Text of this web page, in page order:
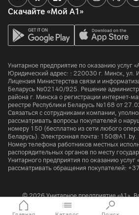
Скачайте «Мой А1»
Унитарное предприятие по оказанию услуг
Юридический адрес: : 220030 г. Минск, ул.
Лицензия Министерства связи и
Беларусь №02140/925. Решение
района г. Минска о регистрации интернет-
реестре Республики Беларусь №168 от
Связаться с сотрудниками компании,
рассматривать вопросы покупателей о
номеру 150 (бесплатно из сети любого
Беларусь). Электронная почта: 150@A1.by.
Номер телефона работников местных
распорядительных органов по месту
Унитарного предприятия по оказанию
рассматривать обращения покупателей:
© 2026 Унитарное предприятие «А1».
A1 Austria
A1 Croatia A1 Bulgaria